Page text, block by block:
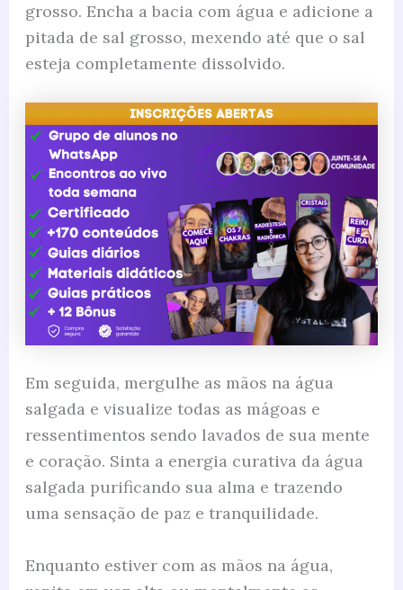
grosso. Encha a bacia com água e adicione a
pitada de sal grosso, mexendo até que o sal
esteja completamente dissolvido.
Em seguida, mergulhe as mãos na água
salgada e visualize todas as mágoas e
ressentimentos sendo lavados de sua mente
e coração. Sinta a energia curativa da água
salgada purificando sua alma e trazendo
uma sensação de paz e tranquilidade.
Enquanto estiver com as mãos na água,